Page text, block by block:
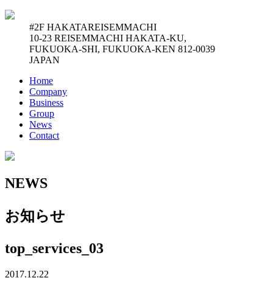
#2F HAKATAREISEMMACHI
10-23 REISEMMACHI HAKATA-KU,
FUKUOKA-SHI, FUKUOKA-KEN 812-0039
JAPAN
Home
Company
Business
Group
News
Contact
NEWS
お知らせ
top_services_03
2017.12.22